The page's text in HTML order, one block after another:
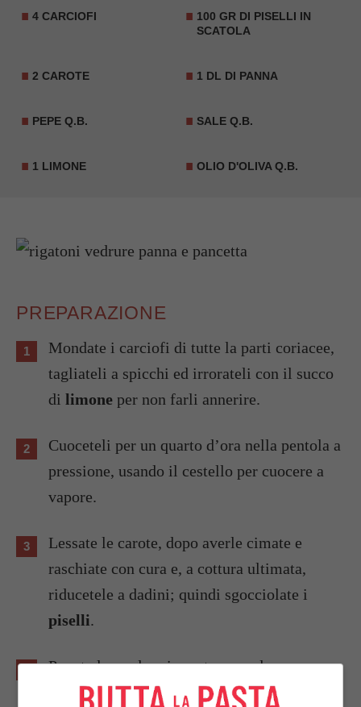
4 CARCIOFI
100 GR DI PISELLI IN
SCATOLA
2 CAROTE 1 DL DI PANNA
PEPE Q.B. SALE Q.B.
1 LIMONE OLIO D'OLIVA Q.B.
PREPARAZIONE
Mondate i carciofi di tutte la parti coriacee,
tagliateli a spicchi ed irrorateli con il succo
di limone per non farli annerire.
Cuoceteli per un quarto d’ora nella pentola a
pressione, usando il cestello per cuocere a
vapore.
Lessate le carote, dopo averle cimate e
raschiate con cura e, a cottura ultimata,
riducetele a dadini; quindi sgocciolate i
piselli.
Ponete le verdure in un tegame dove, con
pocoolio, avrete fatto appassire la